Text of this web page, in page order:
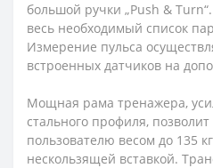
большой ручки „Push &
весь необходимый список
Измерение пульса
встроенных датчиков на
Мощная рама тренажера,
стального профиля,
пользователю весом до 135
нескользящей вставкой.